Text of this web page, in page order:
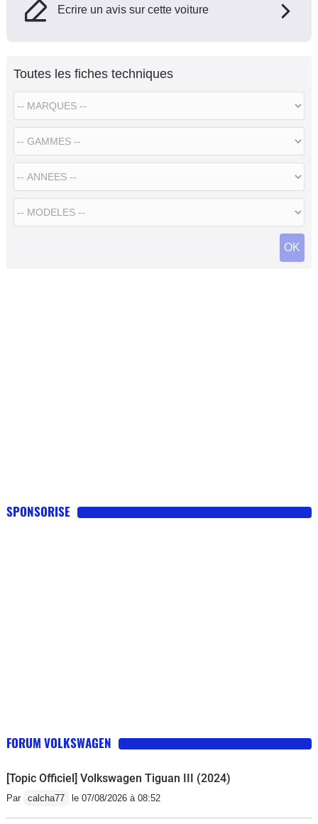
Ecrire un avis sur cette voiture
Toutes les fiches techniques
SPONSORISE
FORUM VOLKSWAGEN
[Topic Officiel] Volkswagen Tiguan III (2024)
Par calcha77 le 07/08/2026 à 08:52